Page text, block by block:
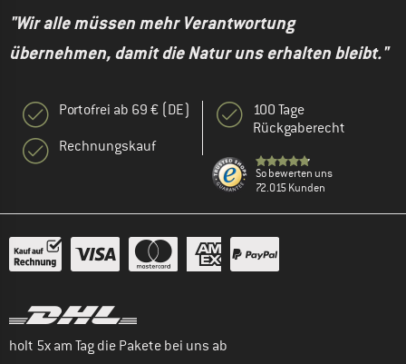
"Wir alle müssen mehr Verantwortung
übernehmen, damit die Natur uns erhalten bleibt."
Portofrei ab 69 € (DE)
Rechnungskauf
100 Tage
Rückgaberecht
So bewerten uns
72.015 Kunden
holt 5x am Tag die Pakete bei uns ab